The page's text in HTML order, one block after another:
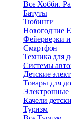
Все Хобби.
Батуты
Тюбинги
Новогодние
Фейерверки
Смартфон
Техника для
Системы
Детские
Товары для
Электронные
Качели
Туризм